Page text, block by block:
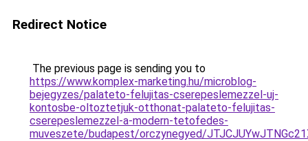
Redirect Notice
The previous page is sending you to
https://www.komplex-marketing.hu/microblog-
bejegyzes/palateto-felujitas-cserepeslemezzel-uj-
kontosbe-oltoztetjuk-otthonat-palateto-felujitas-
cserepeslemezzel-a-modern-tetofedes-
muveszete/budapest/orczynegyed/